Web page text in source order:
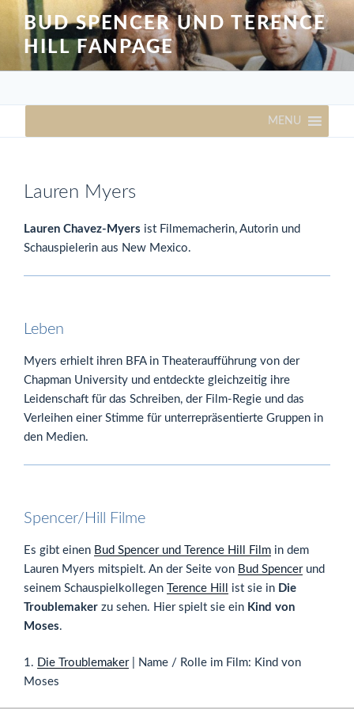
Inhalt
springen
BUD SPENCER UND TERENCE
HILL FANPAGE
MENU
Lauren Myers
Lauren Chavez-Myers ist Filmemacherin, Autorin und
Schauspielerin aus New Mexico.
Leben
Myers erhielt ihren BFA in Theateraufführung von der
Chapman University und entdeckte gleichzeitig ihre
Leidenschaft für das Schreiben, der Film-Regie und das
Verleihen einer Stimme für unterrepräsentierte Gruppen in
den Medien.
Spencer/Hill Filme
Es gibt einen Bud Spencer und Terence Hill Film in dem
Lauren Myers mitspielt. An der Seite von Bud Spencerund
seinem Schauspielkollegen Terence Hill ist sie in Die
Troublemaker zu sehen. Hier spielt sie ein Kind von
Moses.
1. Die Troublemaker| Name / Rolle im Film: Kind von
Moses